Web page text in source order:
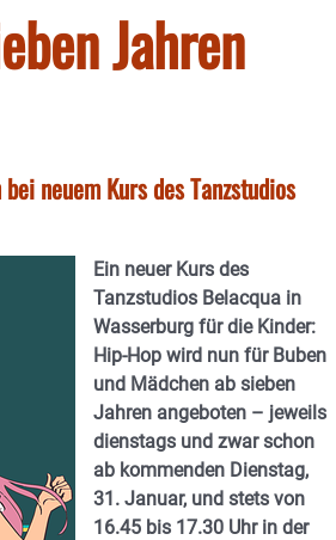
Jahren
neuem Kurs des Tanzstudios
Ein neuer Kurs des
Tanzstudios Belacqua in
Wasserburg für die Kinder:
Hip-Hop wird nun für Buben
und Mädchen ab sieben
Jahren angeboten – jeweils
dienstags und zwar schon
ab kommenden Dienstag,
31. Januar, und stets von
16.45 bis 17.30 Uhr in der